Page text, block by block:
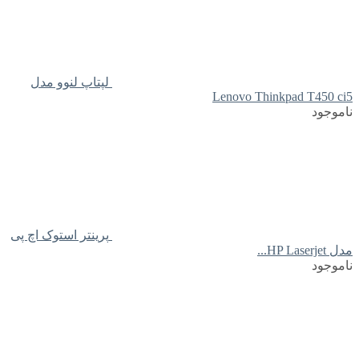
لپتاپ لنوو مدل
Lenovo Thinkpad T450 ci5
ناموجود
پرینتر استوک اچ پی
مدل HP Laserjet...
ناموجود